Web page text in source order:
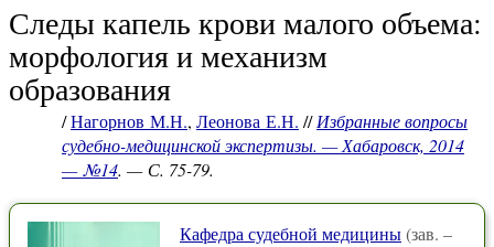
Следы капель крови малого объема:
морфология и механизм
образования
/Нагорнов М.Н., Леонова Е.Н. //Избранные вопросы
судебно-медицинской экспертизы. — Хабаровск, 2014
— №14. — С. 75-79.
Кафедра судебной медицины(зав. –